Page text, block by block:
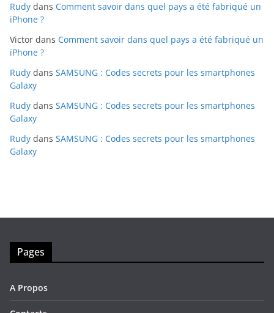
Rudy dans Comment savoir dans quel pays a été fabriqué un
iPhone ?
Victor dans Comment savoir dans quel pays a été fabriqué un
iPhone ?
Rudy dans SAMSUNG : Codes secrets pour les smartphones
Galaxy
Rudy dans SAMSUNG : Codes secrets pour les smartphones
Galaxy
Rudy dans SAMSUNG : Codes secrets pour les smartphones
Galaxy
Pages
A Propos